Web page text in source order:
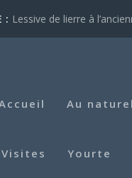
: Lessive de lierre à
Au naturel
Visites Yourte